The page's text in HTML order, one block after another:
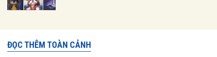
ĐỌC THÊM TOÀN CẢNH